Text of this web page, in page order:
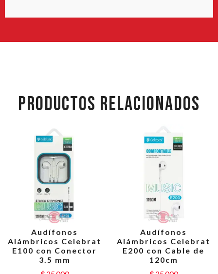
PRODUCTOS RELACIONADOS
Audífonos
Alámbricos Celebrat
E100 con Conector
3.5 mm
Audífonos
Alámbricos Celebrat
E200 con Cable de
120cm